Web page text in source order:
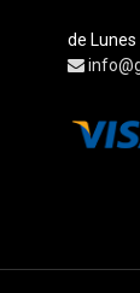
de Lunes